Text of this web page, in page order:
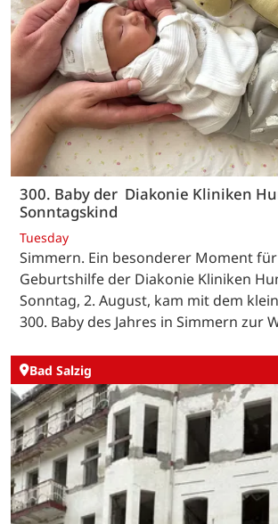
300. Baby der Diakonie Kliniken
Sonntagskind
Tuesday
Simmern. Ein besonderer Moment
Geburtshilfe der Diakonie Kliniken
Sonntag, 2. August, kam mit dem
300. Baby des Jahres in Simmern zur
Bad Salzig